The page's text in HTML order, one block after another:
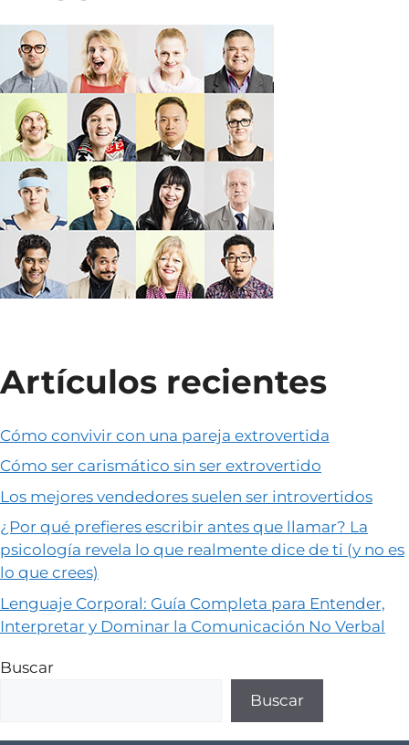
Artículos recientes
Cómo convivir con una pareja extrovertida
Cómo ser carismático sin ser extrovertido
Los mejores vendedores suelen ser introvertidos
¿Por qué prefieres escribir antes que llamar? La
psicología revela lo que realmente dice de ti (y no es
lo que crees)
Lenguaje Corporal: Guía Completa para Entender,
Interpretar y Dominar la Comunicación No Verbal
Buscar
Buscar